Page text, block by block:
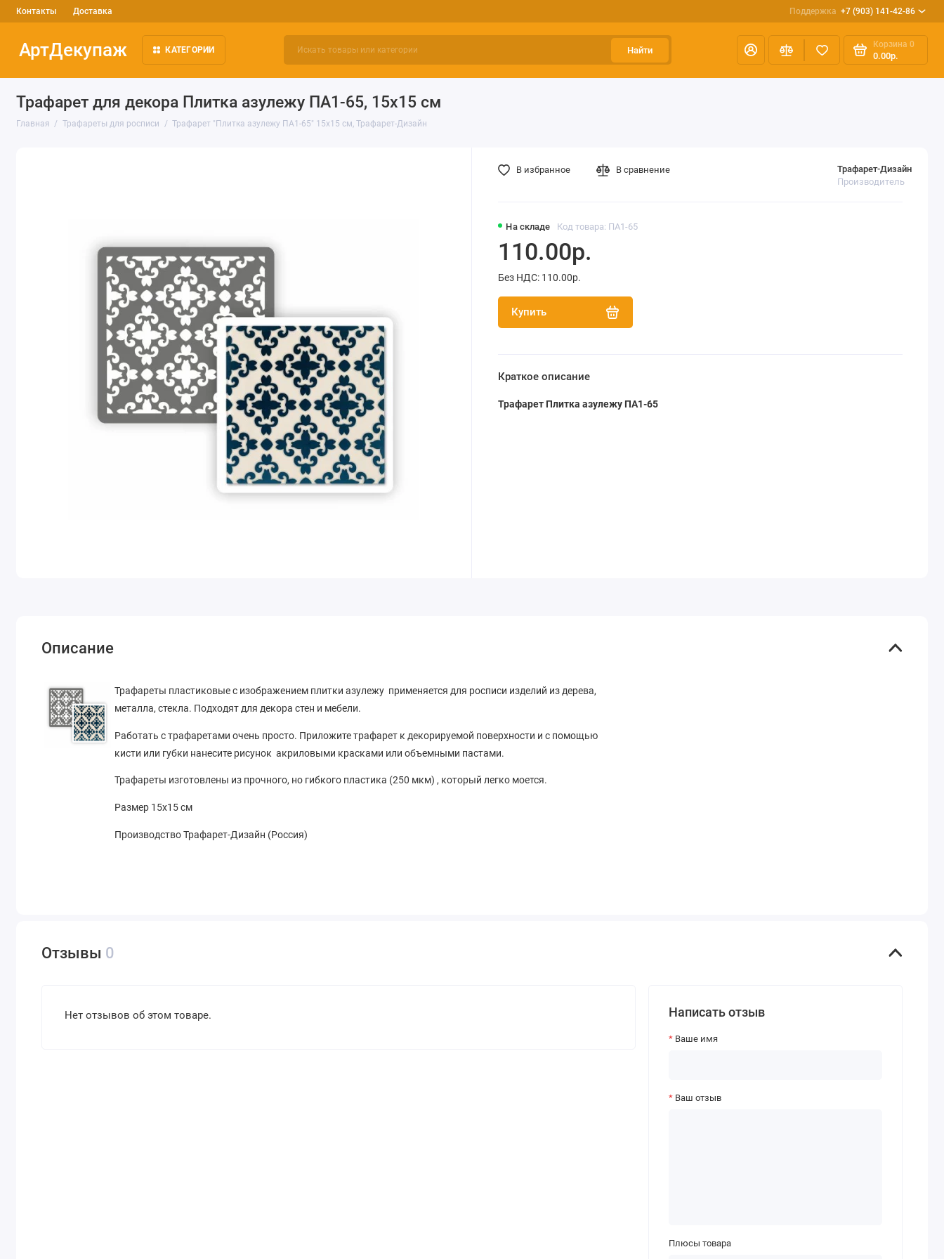
Контакты Доставка Поддержка +7 (903) 141-42-86
АртДекупаж КАТЕГОРИИ Найти
Корзина 0
0.00р.
Трафарет для декора Плитка азулежу ПА1-65, 15х15 см
Главная Трафареты для росписи Трафарет "Плитка азулежу ПА1-65" 15х15 см, Трафарет-Дизайн
На складе Код товара: ПА1-65
Трафарет-Дизайн
Производитель
110.00р.
Без НДС: 110.00р.
Купить
В избранное В сравнение
Краткое описание
Трафарет Плитка азулежу ПА1-65
Описание
Трафареты пластиковые с изображением плитки азулежу применяется для росписи изделий из дерева,
металла, стекла. Подходят для декора стен и мебели.
Работать с трафаретами очень просто. Приложите трафарет к декорируемой поверхности и с помощью
кисти или губки нанесите рисунок акриловыми красками или объемными пастами.
Трафареты изготовлены из прочного, но гибкого пластика (250 мкм) , который легко моется.
Размер 15х15 см
Производство Трафарет-Дизайн (Россия)
Отзывы 0
Нет отзывов об этом товаре. Написать отзыв
Ваше имя
Ваш отзыв
Плюсы товара